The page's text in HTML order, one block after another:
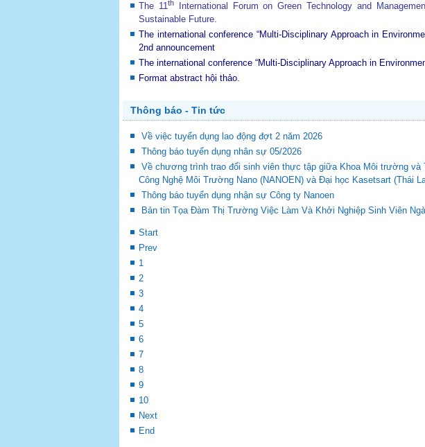
The 11thInternational Forum on Green Technology and
Sustainable Future.
The international conference “Multi-Disciplinary Approach in
2nd announcement
The international conference “Multi-Disciplinary Approach in
Format abstract hội thảo.
Thông báo - Tin tức
Về việc tuyển dụng lao động đợt 2 năm 2026
Thông báo tuyển dụng nhân sự 05/2026
Về chương trình trao đổi sinh viên thực tập giữa Khoa Môi trường và
Công Nghệ Môi Trường Nano (NANOEN) và Đại học Kasetsart (Thái
Thông báo tuyển dụng nhận sự Công ty Nanoen
Bản tin Tọa Đàm Thị Trường Việc Làm Và Khởi Nghiệp Sinh Viên
Start
Prev
1
2
3
4
5
6
7
8
9
10
Next
End